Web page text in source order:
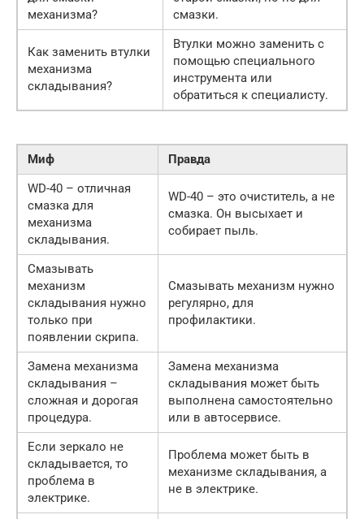
механизма?
смазки.
Как заменить втулки
механизма
складывания?
Втулки можно заменить с
помощью специального
инструмента или
обратиться к специалисту.
Миф
Правда
WD-40 – отличная
смазка для
механизма
складывания.
WD-40 – это очиститель, а не
смазка. Он высыхает и
собирает пыль.
Смазывать
механизм
складывания нужно
только при
появлении скрипа.
Смазывать механизм нужно
регулярно, для
профилактики.
Замена механизма
складывания –
сложная и дорогая
процедура.
Замена механизма
складывания может быть
выполнена самостоятельно
или в автосервисе.
Если зеркало не
складывается, то
проблема в
электрике.
Проблема может быть в
механизме складывания, а
не в электрике.